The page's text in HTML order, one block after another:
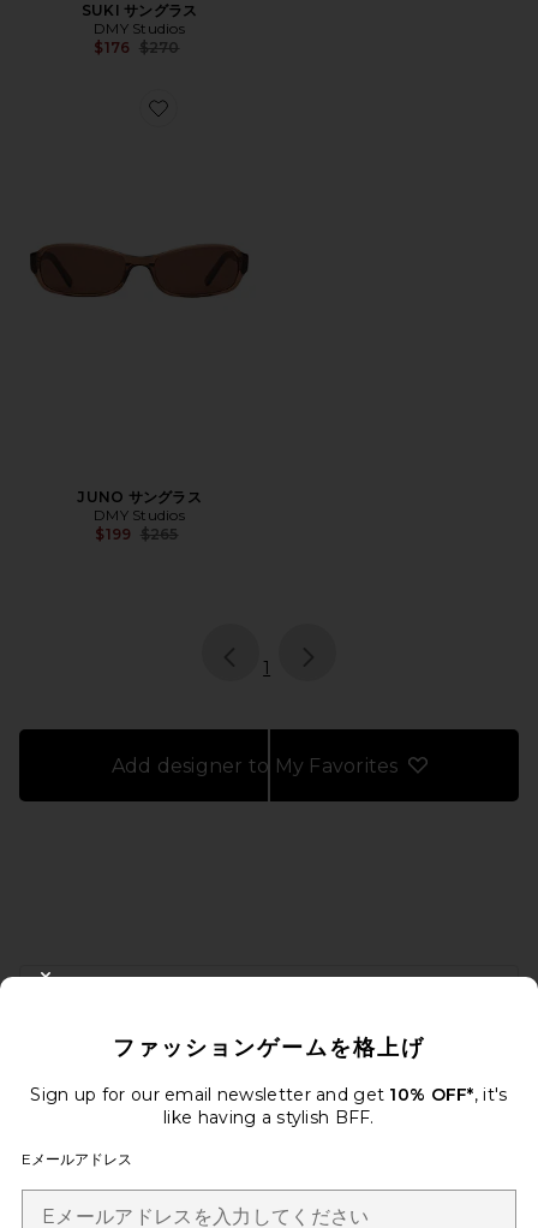
SUKI サングラス
DMY Studios
$176 Previous price:
$270
Favorite JUNO サングラス
JUNO サングラス
DMY Studios
$199 Previous price:
$265
page
1
Add designer to My Favorites
FOOTER
メールを送信することにより、当社のニュースレターに登録。いつで
Email Address
ファッションゲームを格上げ
Sign up for our email newsletter and get 10% OFF*, it's
like having a stylish BFF.
Eメールアドレス